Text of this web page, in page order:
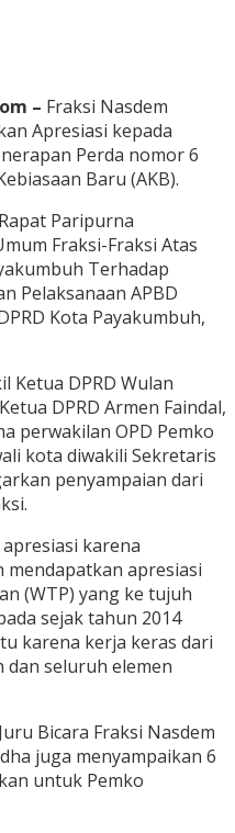
– Fraksi Nasdem
Apresiasi kepada
Perda nomor 6
Baru (AKB).
Paripurna
Fraksi-Fraksi Atas
Terhadap
Pelaksanaan APBD
Kota Payakumbuh,
Ketua DPRD Wulan
DPRD Armen Faindal,
perwakilan OPD Pemko
kota diwakili Sekretaris
penyampaian dari
karena
mendapatkan apresiasi
(WTP) yang ke tujuh
sejak tahun 2014
karena kerja keras dari
dan seluruh elemen
Bicara Fraksi Nasdem
juga menyampaikan 6
untuk Pemko